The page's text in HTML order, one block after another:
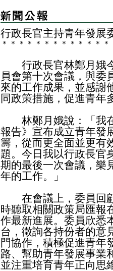
行政長官主持青年發展
＊ ＊ ＊ ＊ ＊ ＊ ＊ ＊ ＊ ＊ ＊ ＊ ＊
行政長官林鄭月娥今
員會第十次會議，與委
來的工作成果，並感謝
同政策措施，促進青年
林鄭月娥說：「我在
報告》宣布成立青年發
籌，從而更全面並更有
題。今日我以行政長官
期的最後一次會議，樂
年的工作。」
在會議上，委員回顧
時聽取相關政策局匯報
作最新進展。委員欣悉
台，徵詢各持份者的意
門協作，積極促進青年
路、幫助青年發展事業
並注重培育青年正向思